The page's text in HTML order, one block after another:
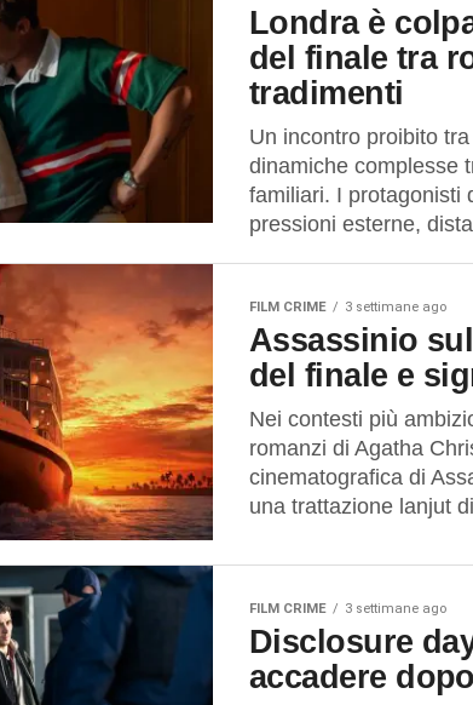
Londra è colpa tua spiegazione
del finale tra
tradimenti
Un incontro proibito
dinamiche complesse
familiari. I protagonisti
pressioni esterne,
FILM CRIME 3 settimane ago
Assassinio sul nilo spiegazione
del finale e
Nei contesti più
romanzi di Agatha
cinematografica di
una trattazione lanjut
FILM CRIME 3 settimane ago
Disclosure day cosa potrebbe
accadere